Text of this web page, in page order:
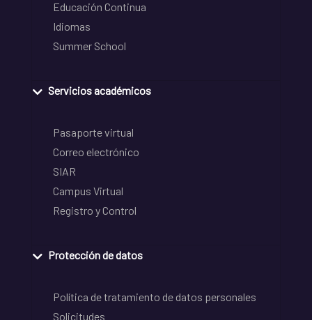
Educación Continua
Idiomas
Summer School
Servicios académicos
Pasaporte virtual
Correo electrónico
SIAR
Campus Virtual
Registro y Control
Protección de datos
Política de tratamiento de datos personales
Solicitudes